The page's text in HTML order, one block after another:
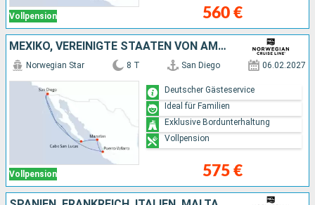
Vollpension 560 €
MEXIKO, VEREINIGTE STAATEN VON AMERIKA
Vollpension
Norwegian Star 8 T San Diego 06.02.2027
575 €
Deutscher Gästeservice
Ideal für Familien
Exklusive Bordunterhaltung
Vollpension